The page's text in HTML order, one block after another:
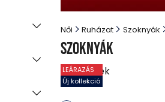
Női Ruházat Szoknyák
Szoknyák
35termék
LEÁRAZÁS
Új kollekció